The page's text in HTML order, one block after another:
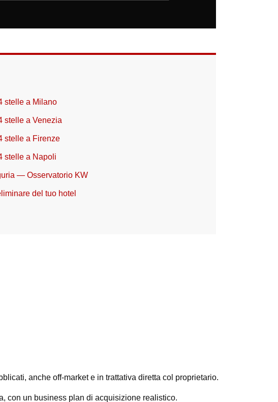
stelle a Milano
stelle a Venezia
stelle a Firenze
stelle a Napoli
— Osservatorio KW
del tuo hotel
anche off-market e in trattativa diretta col proprietario.
con un business plan di acquisizione realistico.